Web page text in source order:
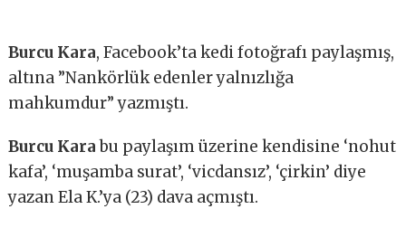
Burcu Kara, Facebook’ta kedi fotoğrafı paylaşmış,
altına ”Nankörlük edenler yalnızlığa
mahkumdur” yazmıştı.
Burcu Karabu paylaşım üzerine kendisine ‘nohut
kafa’, ‘muşamba surat’, ‘vicdansız’, ‘çirkin’ diye
yazan Ela K.’ya (23) dava açmıştı.